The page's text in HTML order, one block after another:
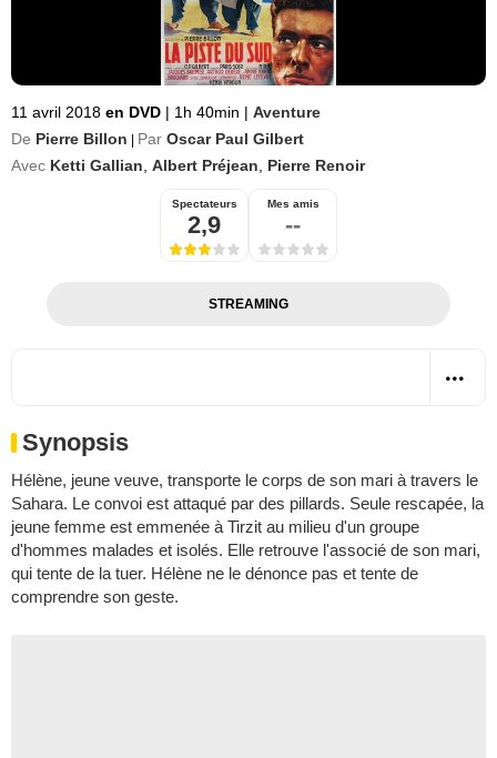
11 avril 2018 en DVD | 1h 40min | Aventure
De Pierre Billon Par Oscar Paul Gilbert
Avec Ketti Gallian Albert Préjean Pierre Renoir
Spectateurs
2,9
Mes amis
--
STREAMING
Synopsis
Hélène, jeune veuve, transporte le corps de son mari à travers le
Sahara. Le convoi est attaqué par des pillards. Seule rescapée, la
jeune femme est emmenée à Tirzit au milieu d'un groupe
d'hommes malades et isolés. Elle retrouve l'associé de son mari,
qui tente de la tuer. Hélène ne le dénonce pas et tente de
comprendre son geste.